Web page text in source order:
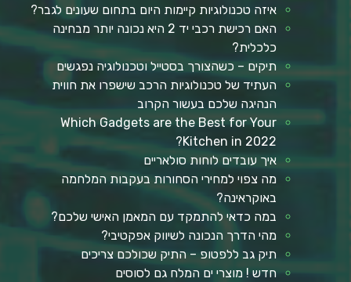
איזה טכנולוגיות קיימות היום בתחום שעונים לגבר?
האם רכישת רכבי יד 2 היא נכונה יותר מבחינה
כלכלית?
תיקים – כשהצורך בסטייל וטכנולוגיה נפגשים
העתיד של טכנולוגיות הרכב שישפרו את חווית
הנהיגה שלכם בעשור הקרוב
Which Gadgets are the Best for Your
Kitchen in 2022?
איך עובדים לוחות סולאריים
מה צפוי למחירי הסחורות בעקבות המלחמה
באוקראינה?
במה כדאי להתמקד עם המאמן האישי שלכם?
מהי הדרך הנכונה לשיווק אפקטיבי?
תיק גב ללפטופ – התיק שכולכם צריכים
חדש ! מוצרי ים המלח גם לסוסים